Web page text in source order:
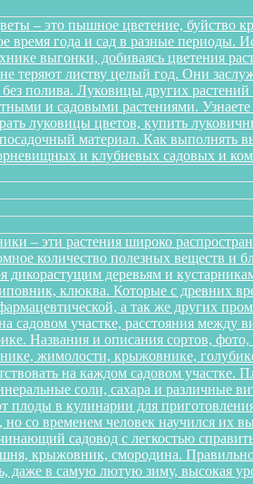
– это пышное цветение, буйство
время года и сад в разные
выгонки, добиваясь цветения
теряют листву целый год. Они
полива. Луковицы других
и садовыми растениями.
луковицы цветов, купить
материал. Как
и клубневых садовых и
– эти растения широко
количество полезных веществ
дикорастущим деревьям и
клюква. Которые с древних
а так же других
садовом участке, расстояния между
Названия и описания сортов,
жимолости, крыжовнике,
на каждом садовом
соли, сахара и
плоды в кулинарии для
со временем человек научился их
садовод с легкостью
крыжовник, смородина.
даже в самую лютую зиму, высокая